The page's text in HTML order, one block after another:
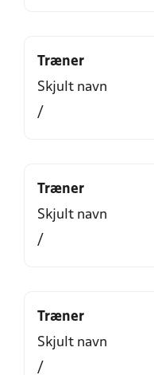
Træner
Skjult navn
/
Træner
Skjult navn
/
Træner
Skjult navn
/